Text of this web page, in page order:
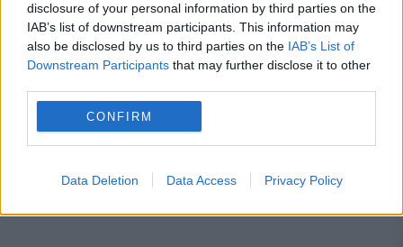
disclosure of your personal information by third parties on the
IAB’s list of downstream participants. This information may
also be disclosed by us to third parties on the IAB’s List of
Downstream Participants that may further disclose it to other
CONFIRM
Data Deletion Data Access Privacy Policy
semnalele privind un acord în
Strâmtoarea Hormuz. Investitorii
urmăresc negocierile dintre Iran, statele
din Golf și SUA
Caniculă într-o parte a țării, vijelii în alta.
Harta fenomenelor meteo anunțate de